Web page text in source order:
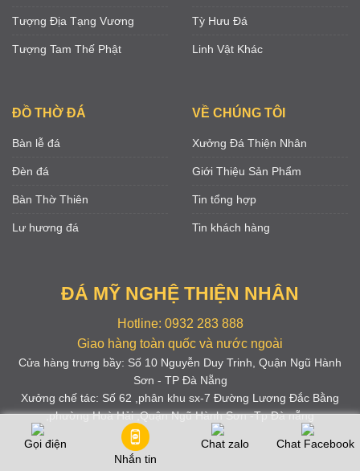
Gọi điện
Nhắn tin
Chat zalo Chat Facebook
Tượng Địa Tạng Vương
Tượng Tam Thế Phật
Tỳ Hưu Đá
Linh Vật Khác
ĐỒ THỜ ĐÁ
Bàn lễ đá
Đèn đá
Bàn Thờ Thiên
Lư hương đá
VỀ CHÚNG TÔI
Xưởng Đá Thiện Nhân
Giới Thiệu Sản Phẩm
Tin tổng hợp
Tin khách hàng
ĐÁ MỸ NGHỆ THIỆN NHÂN
Hotline: 0932 283 888
Giao hàng toàn quốc và nước ngoài
Cửa hàng trưng bầy: Số 10 Nguyễn Duy Trinh, Quận Ngũ Hành
Sơn - TP Đà Nẵng
Xưởng chế tác: Số 62 ,phân khu sx-7 Đường Lương Đắc Bằng
,phường Hoà Hải ,Quận Ngũ Hành Sơn -Tp Đà nẵng